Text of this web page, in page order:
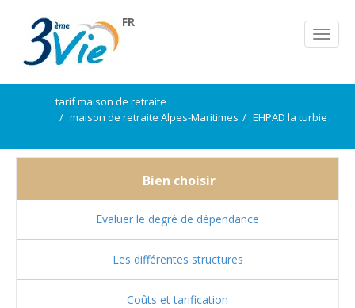
FR
tarif maison de retraite
maison de retraite Alpes-Maritimes
EHPAD la turbie
Bien choisir
Evaluer le degré de dépendance
Les différentes structures
Coûts et tarification